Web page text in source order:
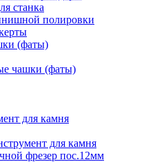
станка
полировки
(фаты)
чашки (фаты)
для камня
для камня
фрезер пос.12мм